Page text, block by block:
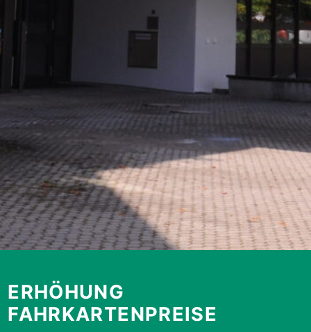
ERHÖHUNG
FAHRKARTENPREISE